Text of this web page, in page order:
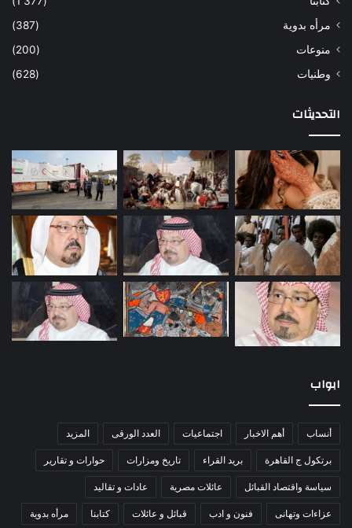
مرأه بدوية
(387)
منوعات
(200)
وطنيات
(628)
التحديثات
ابواب
أنساب أهم الاخبار اجتماعيات العدد الورقى المزيد
برتكول ج القاهرة بريد القراء تاريخ ومزارات حوارات و تقارير
سياسة واقتصاد القبائل عائلات مصرية عادات و تقاليد
عزاءات وتهانى فنون و ادب قبائل و عائلات كتابنا مرأه بدوية